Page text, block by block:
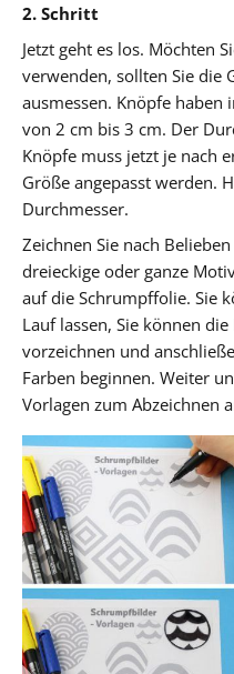
2. Schritt
Jetzt geht es los. Möchten
verwenden, sollten Sie die
ausmessen. Knöpfe haben
von 2 cm bis 3 cm. Der
Knöpfe muss jetzt je nach
Größe angepasst werden.
Durchmesser.
Zeichnen Sie nach
dreieckige oder ganze
auf die Schrumpffolie. Sie
Lauf lassen, Sie können
vorzeichnen und
Farben beginnen. Weiter
Vorlagen zum Abzeichnen